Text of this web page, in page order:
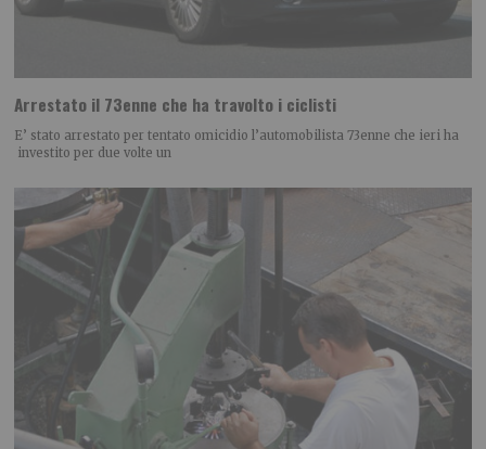
Arrestato il 73enne che ha travolto i ciclisti
E’ stato arrestato per tentato omicidio l’automobilista 73enne che ieri ha
investito per due volte un